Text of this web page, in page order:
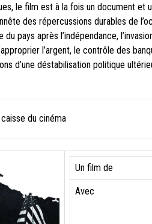
le film est à la fois un document et
des répercussions durables de
du pays après l’indépendance,
l’argent, le contrôle des
d’une déstabilisation politique
du cinéma
Un film de
Avec